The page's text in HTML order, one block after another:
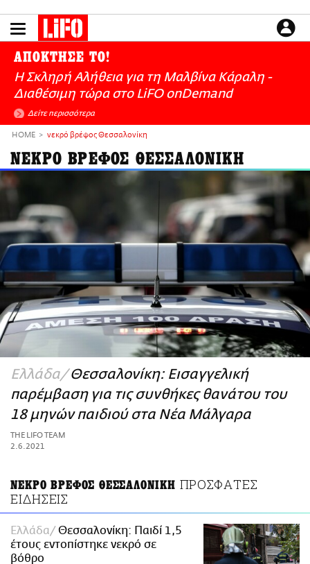
το
LIFO SHOP
NEWSLETTER
ΜΙΚΡΟΠΡΑΓΜΑΤΑ
THE GOOD LIFO
LIFOLAND
CITY GUIDE
ΑΜΠΑ
PRINT
ΕΙΔΗΣΕΙΣ
CULTURE
ΑΠΟΨΕΙΣ
ΤΡΟΠΟΣ ΖΩΗΣ
PODCASTS
Plus
ΑΠΟΚΤΗΣΕ ΤΟ!
Η Σκληρή Αλήθεια για τη Μαλβίνα Κάραλη -
Διαθέσιμη τώρα στo LiFO onDemand
Δείτε περισσότερα
HOME νεκρό βρέφος Θεσσαλονίκη
ΝΕΚΡΟ ΒΡΕΦΟΣ ΘΕΣΣΑΛΟΝΙΚΗ
Ελλάδα Θεσσαλονίκη: Εισαγγελική
παρέμβαση για τις συνθήκες θανάτου του
18 μηνών παιδιού στα Νέα Μάλγαρα
THE LIFO TEAM
2.6.2021
ΝΕΚΡΟ ΒΡΕΦΟΣ ΘΕΣΣΑΛΟΝΙΚΗ ΠΡΟΣΦΑΤΕΣ
ΕΙΔΗΣΕΙΣ
Ελλάδα
Θεσσαλονίκη: Παιδί 1,5
έτους εντοπίστηκε νεκρό σε
βόθρο